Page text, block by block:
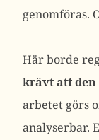
genomföras.
Här borde
krävt att den
arbetet görs
analyserbar.